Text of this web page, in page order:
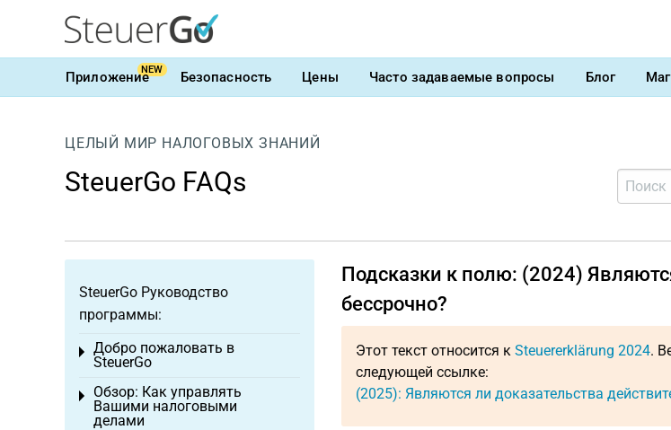
ПриложениеNEW Безопасность Цены Часто задаваемые вопросы Блог
ЦЕЛЫЙ МИР НАЛОГОВЫХ ЗНАНИЙ
SteuerGo FAQs
Подсказки к полю: (2024)
бессрочно?
Этот текст относится к Steuererklärung 2024.
следующей ссылке:
(2025): Являются ли доказательства
SteuerGo Руководство
программы:
Добро пожаловать в
SteuerGo
Toggle menu
Обзор: Как управлять
Вашими налоговыми
делами
Toggle menu